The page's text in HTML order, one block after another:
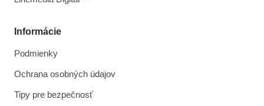
Informácie
Podmienky
Ochrana osobných údajov
Tipy pre bezpečnosť